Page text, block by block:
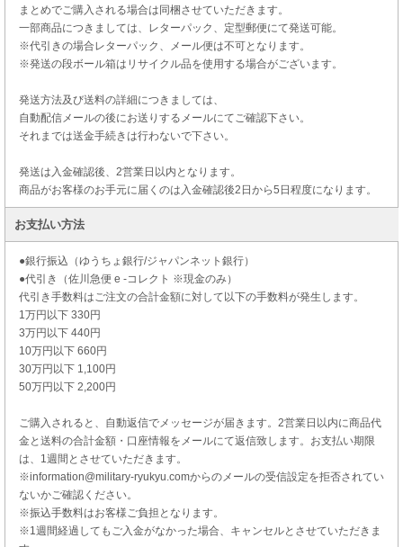
まとめでご購入される場合は同梱させていただきます。
一部商品につきましては、レターパック、定型郵便にて発送可能。
※代引きの場合レターパック、メール便は不可となります。
※発送の段ボール箱はリサイクル品を使用する場合がございます。
発送方法及び送料の詳細につきましては、
自動配信メールの後にお送りするメールにてご確認下さい。
それまでは送金手続きは行わないで下さい。
発送は入金確認後、2営業日以内となります。
商品がお客様のお手元に届くのは入金確認後2日から5日程度になります。
お支払い方法
●銀行振込（ゆうちょ銀行/ジャパンネット銀行）
●代引き（佐川急便 e -コレクト ※現金のみ）
代引き手数料はご注文の合計金額に対して以下の手数料が発生します。
1万円以下 330円
3万円以下 440円
10万円以下 660円
30万円以下 1,100円
50万円以下 2,200円
ご購入されると、自動返信でメッセージが届きます。2営業日以内に商品代
金と送料の合計金額・口座情報をメールにて返信致します。お支払い期限
は、1週間とさせていただきます。
※information@military-ryukyu.comからのメールの受信設定を拒否されてい
ないかご確認ください。
※振込手数料はお客様ご負担となります。
※1週間経過してもご入金がなかった場合、キャンセルとさせていただきま